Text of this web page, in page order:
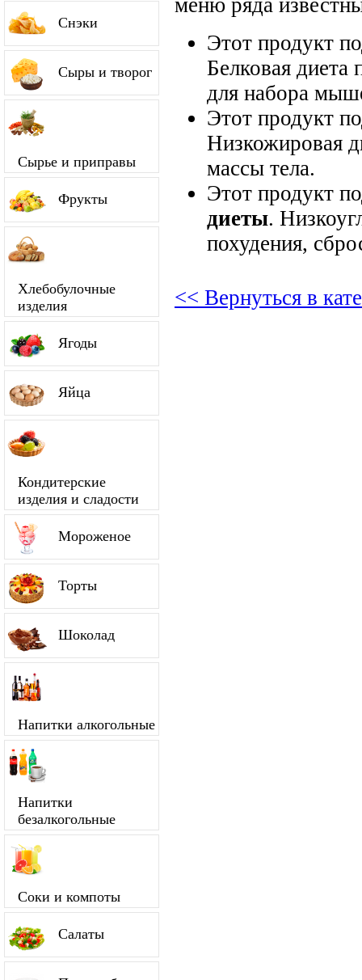
Снэки
Сыры и творог
Сырье и приправы
Фрукты
Хлебобулочные
изделия
Ягоды
Яйца
Кондитерские
изделия и сладости
Мороженое
Торты
Шоколад
Напитки алкогольные
Напитки
безалкогольные
Соки и компоты
Салаты
Этот продукт
Белковая диета
для набора
Этот продукт
Низкожировая
массы тела.
Этот продукт
диеты.
похудения,
<< Вернуться в